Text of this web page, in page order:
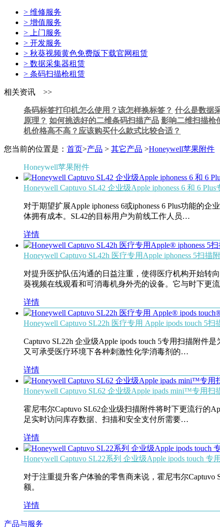
> 维修服务
> 增值服务
> 上门服务
> 开发服务
> 秋葵视频黄色免费版下载官网租赁
> 数据采集器租赁
> 条码扫描枪租赁
相关资讯 >>
条码标签打印机怎么使用？该怎样换标签？ 什么是数据采
原理？ 如何挑选好的二维条码扫描产品 影响二维扫描枪
机价格高不高？应该购买什么款式比较合适？
您当前的位置是： 首页>产品 > 其它产品 >Honeywell苹果附件
Honeywell苹果附件
Honeywell Captuvo SL42 企业级Apple iphoness 6 和 6
对于期望扩展Apple iphoness 6或iphoness 6 Plus功能的企
体拥有成本。SL42的目标用户为前线工作人员…
详情
Honeywell Captuvo SL42h 医疗专用Apple iphoness 5扫描
对提升医护队伍沟通的日益注重，使得医疗机构开始转
葵视频在线观看和可消毒机身外壳的设备。它与时下更
详情
Honeywell Captuvo SL22h 医疗专用 Apple ipods touch 5扫
Captuvo SL22h 企业级Apple ipods touch 5专用扫描附件
又可承受医疗环境下各种刺激性化学消毒剂的…
详情
Honeywell Captuvo SL62 企业级Apple ipads mini™专用扫
霍尼韦尔Captuvo SL62企业级扫描附件将时下更流行的
足实时访问库存数据、扫描和安全支付所需要…
详情
Honeywell Captuvo SL22系列 企业级Apple ipods touch
对于注重提升客户体验的零售商来说，霍尼韦尔Captuvo
额。
详情
产品与服务